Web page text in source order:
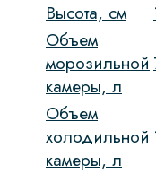
Высота, см
Объем
морозильной
камеры, л
Объем
холодильной
камеры, л